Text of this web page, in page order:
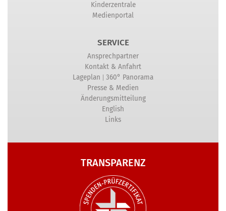
Kinderzentrale
Medienportal
SERVICE
Ansprechpartner
Kontakt & Anfahrt
Lageplan | 360° Panorama
Presse & Medien
Änderungsmitteilung
English
Links
TRANSPARENZ